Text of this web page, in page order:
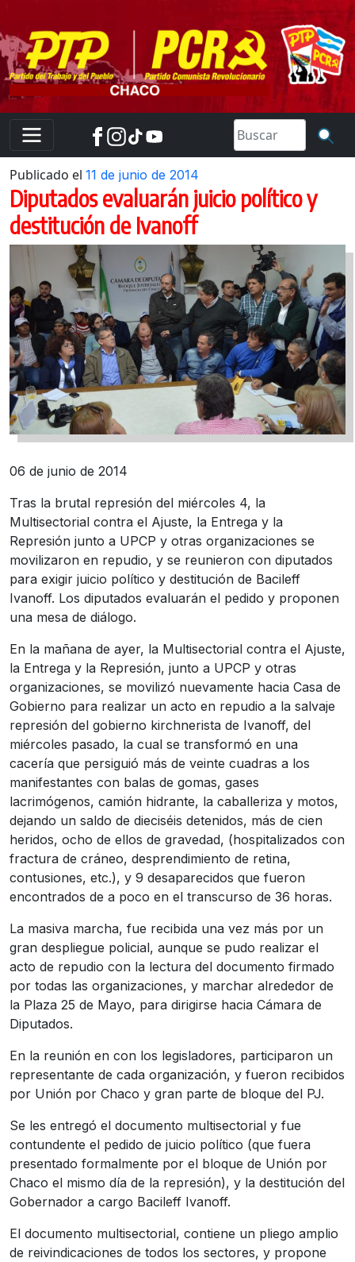
to
content
Publicado el 11 de junio de 2014
Diputados evaluarán juicio político y
destitución de Ivanoff
06 de junio de 2014
Tras la brutal represión del miércoles 4, la
Multisectorial contra el Ajuste, la Entrega y la
Represión junto a UPCP y otras organizaciones se
movilizaron en repudio, y se reunieron con diputados
para exigir juicio político y destitución de Bacileff
Ivanoff. Los diputados evaluarán el pedido y proponen
una mesa de diálogo.
En la mañana de ayer, la Multisectorial contra el Ajuste,
la Entrega y la Represión, junto a UPCP y otras
organizaciones, se movilizó nuevamente hacia Casa de
Gobierno para realizar un acto en repudio a la salvaje
represión del gobierno kirchnerista de Ivanoff, del
miércoles pasado, la cual se transformó en una
cacería que persiguió más de veinte cuadras a los
manifestantes con balas de gomas, gases
lacrimógenos, camión hidrante, la caballeriza y motos,
dejando un saldo de dieciséis detenidos, más de cien
heridos, ocho de ellos de gravedad, (hospitalizados con
fractura de cráneo, desprendimiento de retina,
contusiones, etc.), y 9 desaparecidos que fueron
encontrados de a poco en el transcurso de 36 horas.
La masiva marcha, fue recibida una vez más por un
gran despliegue policial, aunque se pudo realizar el
acto de repudio con la lectura del documento firmado
por todas las organizaciones, y marchar alrededor de
la Plaza 25 de Mayo, para dirigirse hacia Cámara de
Diputados.
En la reunión en con los legisladores, participaron un
representante de cada organización, y fueron recibidos
por Unión por Chaco y gran parte de bloque del PJ.
Se les entregó el documento multisectorial y fue
contundente el pedido de juicio político (que fuera
presentado formalmente por el bloque de Unión por
Chaco el mismo día de la represión), y la destitución del
Gobernador a cargo Bacileff Ivanoff.
El documento multisectorial, contiene un pliego amplio
de reivindicaciones de todos los sectores, y propone